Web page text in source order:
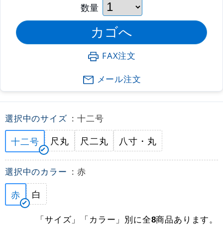
数量
FAX注文
メール注文
選択中のサイズ : 十二号
十二号 尺丸 尺二丸 八寸・丸
選択中のカラー : 赤
赤 白
「サイズ」「カラー」別に全8商品あります。